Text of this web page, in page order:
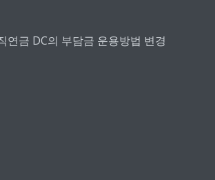
연금 DC의 부담금 운용방법 변경